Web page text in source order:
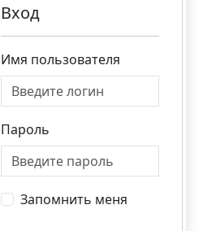
Вход
Имя пользователя
Пароль
Запомнить меня